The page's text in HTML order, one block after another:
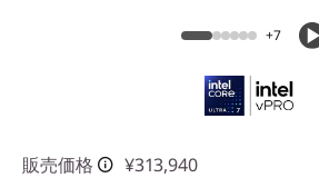
+7
販売価格 ¥313,940